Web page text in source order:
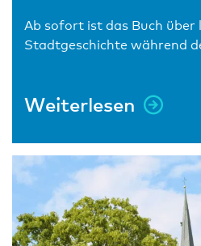
Ab sofort ist das Buch über
Stadtgeschichte während
Weiterlesen